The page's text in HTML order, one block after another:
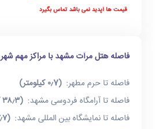
قیمت ها آپدید نمی باشد تماس بگیرد
فاصله هتل مرآت مشهد با مراکز مهم شهر
فاصله تا حرم مطهر:(۰٫7 کیلومتر)
فاصله تا آرامگاه فردوسی مشهد:(۳۸٫۳ کیلومتر)
فاصله تا نمایشگاه بین المللی مشهد:(۱۷٫۷ کیلومتر)